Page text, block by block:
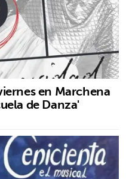
en Marchena
de Danza'